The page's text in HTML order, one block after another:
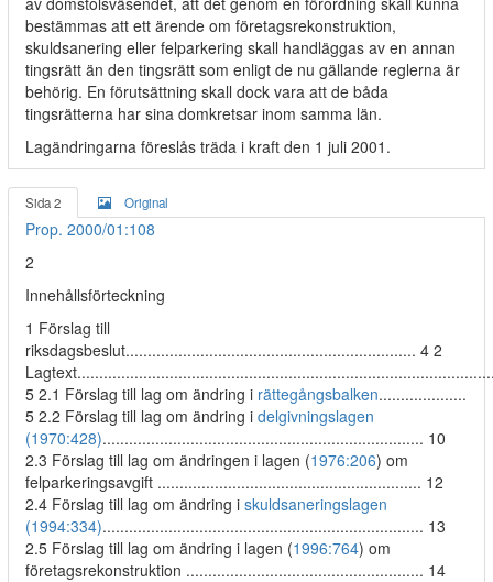
bestämmas att ett ärende om företagsrekonstruktion,
skuldsanering eller felparkering skall handläggas av en annan
tingsrätt än den tingsrätt som enligt de nu gällande reglerna är
behörig. En förutsättning skall dock vara att de båda
tingsrätterna har sina domkretsar inom samma län.
Lagändringarna föreslås träda i kraft den 1 juli 2001.
Sida 2 Original
Prop. 2000/01:108
2
Innehållsförteckning
1 Förslag till
riksdagsbeslut.................................................................. 4 2
5 2.1 Förslag till lag om ändring i rättegångsbalken....................
5 2.2 Förslag till lag om ändring i delgivningslagen
(1970:428)......................................................................... 10
2.3 Förslag till lag om ändringen i lagen (1976:206) om
felparkeringsavgift ............................................................ 12
2.4 Förslag till lag om ändring i skuldsaneringslagen
(1994:334)......................................................................... 13
2.5 Förslag till lag om ändring i lagen (1996:764) om
företagsrekonstruktion ...................................................... 14